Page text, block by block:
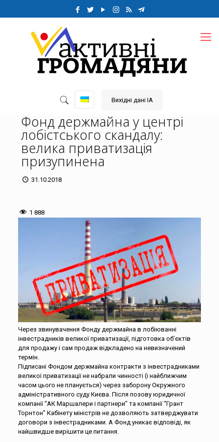
Вихідні дані ІА
Фонд держмайна у центрі
лобістського скандалу:
велика приватизація
призупинена
31.10.2018
1 888
Через звинувачення Фонду держмайна в лобіюванні
інвестрадників великої приватизації, підготовка об’єктів
для продажу і сам продаж відкладено на невизначений
термін.
Підписані Фондом держмайна контракти з інвестрадниками
великої приватизації не набрали чинності (і найближчим
часом цього не планується) через заборону Окружного
адміністративного суду Києва. Після позову юридичної
компанії “АК Маршалери і партнери” та компанії “Грант
Торнтон” Кабінету міністрів не дозволяють затверджувати
договори з інвестрадниками. А Фонд уникає відповіді, як
найшвидше вирішити це питання.